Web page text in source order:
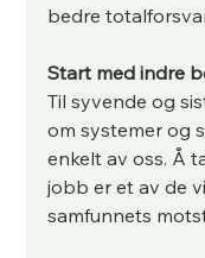
bedre
Start med indre
Til syvende og
om systemer og
enkelt av oss. Å
jobb er et av de
samfunnets